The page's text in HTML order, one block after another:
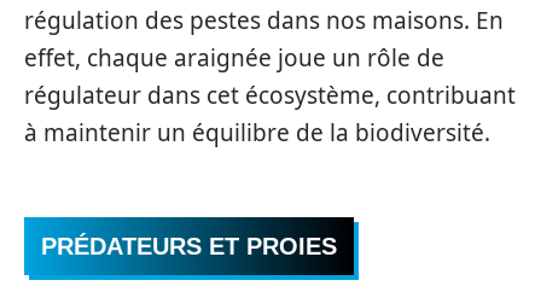
régulation des pestes dans nos maisons. En
effet, chaque araignée joue un rôle de
régulateur dans cet écosystème, contribuant
à maintenir un équilibre de la biodiversité.
PRÉDATEURS ET PROIES